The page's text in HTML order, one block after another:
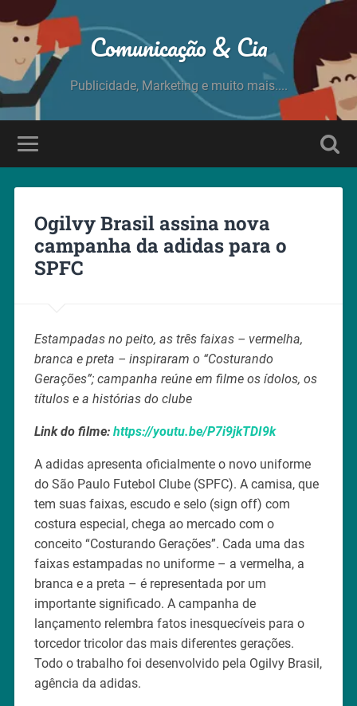
Comunicação & Cia
Publicidade, Marketing e muito mais....
Ogilvy Brasil assina nova
campanha da adidas para o
SPFC
Estampadas no peito, as três faixas – vermelha,
branca e preta – inspiraram o “Costurando
Gerações”; campanha reúne em filme os ídolos, os
títulos e a histórias do clube
Link do filme: https://youtu.be/P7i9jkTDI9k
A adidas apresenta oficialmente o novo uniforme
do São Paulo Futebol Clube (SPFC). A camisa, que
tem suas faixas, escudo e selo (sign off) com
costura especial, chega ao mercado com o
conceito “Costurando Gerações”. Cada uma das
faixas estampadas no uniforme – a vermelha, a
branca e a preta – é representada por um
importante significado. A campanha de
lançamento relembra fatos inesquecíveis para o
torcedor tricolor das mais diferentes gerações.
Todo o trabalho foi desenvolvido pela Ogilvy Brasil,
agência da adidas.